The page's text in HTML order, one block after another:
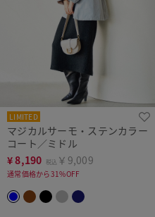
LIMITED
マジカルサーモ・ステンカラー
コート／ミドル
¥8,190 税込 ￥9,009
通常価格から31%OFF